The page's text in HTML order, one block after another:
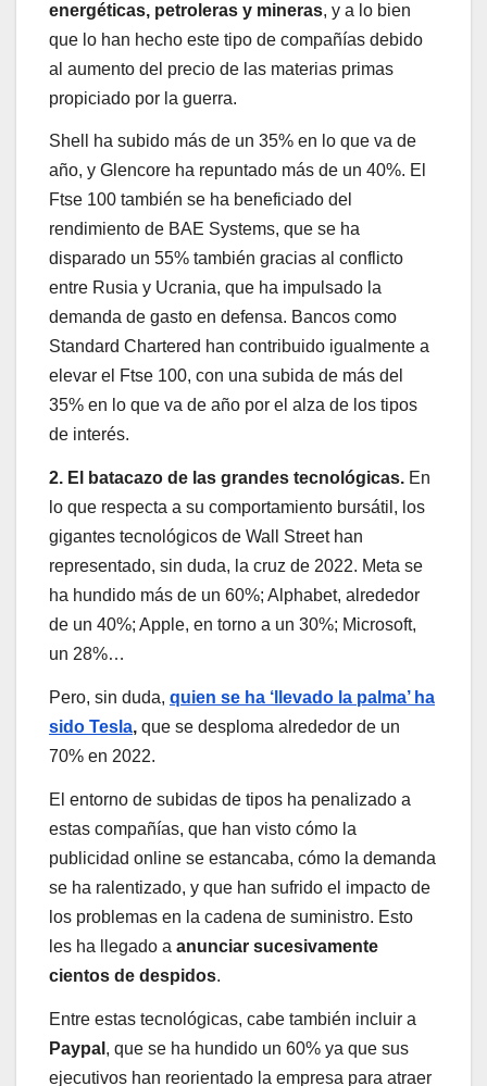
energéticas, petroleras y mineras, y a lo bien
que lo han hecho este tipo de compañías debido
al aumento del precio de las materias primas
propiciado por la guerra.
Shell ha subido más de un 35% en lo que va de
año, y Glencore ha repuntado más de un 40%. El
Ftse 100 también se ha beneficiado del
rendimiento de BAE Systems, que se ha
disparado un 55% también gracias al conflicto
entre Rusia y Ucrania, que ha impulsado la
demanda de gasto en defensa. Bancos como
Standard Chartered han contribuido igualmente a
elevar el Ftse 100, con una subida de más del
35% en lo que va de año por el alza de los tipos
de interés.
2. El batacazo de las grandes tecnológicas. En
lo que respecta a su comportamiento bursátil, los
gigantes tecnológicos de Wall Street han
representado, sin duda, la cruz de 2022. Meta se
ha hundido más de un 60%; Alphabet, alrededor
de un 40%; Apple, en torno a un 30%; Microsoft,
un 28%…
Pero, sin duda, quien se ha ‘llevado la palma’ ha
sido Tesla, que se desploma alrededor de un
70% en 2022.
El entorno de subidas de tipos ha penalizado a
estas compañías, que han visto cómo la
publicidad online se estancaba, cómo la demanda
se ha ralentizado, y que han sufrido el impacto de
los problemas en la cadena de suministro. Esto
les ha llegado a anunciar sucesivamente
cientos de despidos.
Entre estas tecnológicas, cabe también incluir a
Paypal , que se ha hundido un 60% ya que sus
ejecutivos han reorientado la empresa para atraer